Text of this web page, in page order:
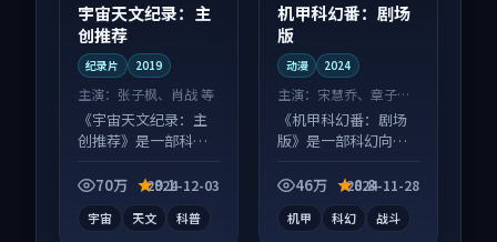
宇宙天文纪录：主
创推荐
纪录片 2019
主演： 张子枫、肖战 等
《宇宙天文纪录：主
创推荐》是一部科幻
叙事并行，细节值得
70万 9.1
2024-12-03
宇宙 天文 科普
机甲科幻番：剧场
版
动漫 2024
主演： 宋慧乔、章子怡
等
《机甲科幻番：剧场
版》是一部科幻向动
酵，适合周末一口气
46万 8.8
2024-11-28
机甲 科幻 战斗